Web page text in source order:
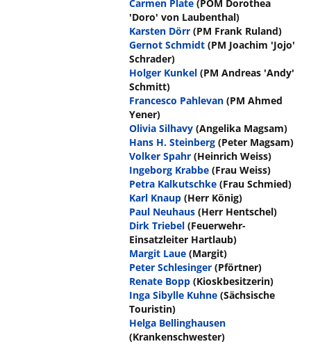
Carmen Plate (POM Dorothea
'Doro' von Laubenthal)
Karsten Dörr (PM Frank Ruland)
Gernot Schmidt (PM Joachim 'Jojo'
Schrader)
Holger Kunkel (PM Andreas 'Andy'
Schmitt)
Francesco Pahlevan (PM Ahmed
Yener)
Olivia Silhavy (Angelika Magsam)
Hans H. Steinberg (Peter Magsam)
Volker Spahr (Heinrich Weiss)
Ingeborg Krabbe (Frau Weiss)
Petra Kalkutschke (Frau Schmied)
Karl Knaup (Herr König)
Paul Neuhaus (Herr Hentschel)
Dirk Triebel (Feuerwehr-
Einsatzleiter Hartlaub)
Margit Laue (Margit)
Peter Schlesinger (Pförtner)
Renate Bopp (Kioskbesitzerin)
Inga Sibylle Kuhne (Sächsische
Touristin)
Helga Bellinghausen
(Krankenschwester)